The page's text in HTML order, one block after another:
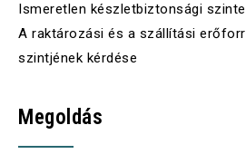
Ismeretlen készletbiztonsági
A raktározási és a szállítási
szintjének kérdése
Megoldás